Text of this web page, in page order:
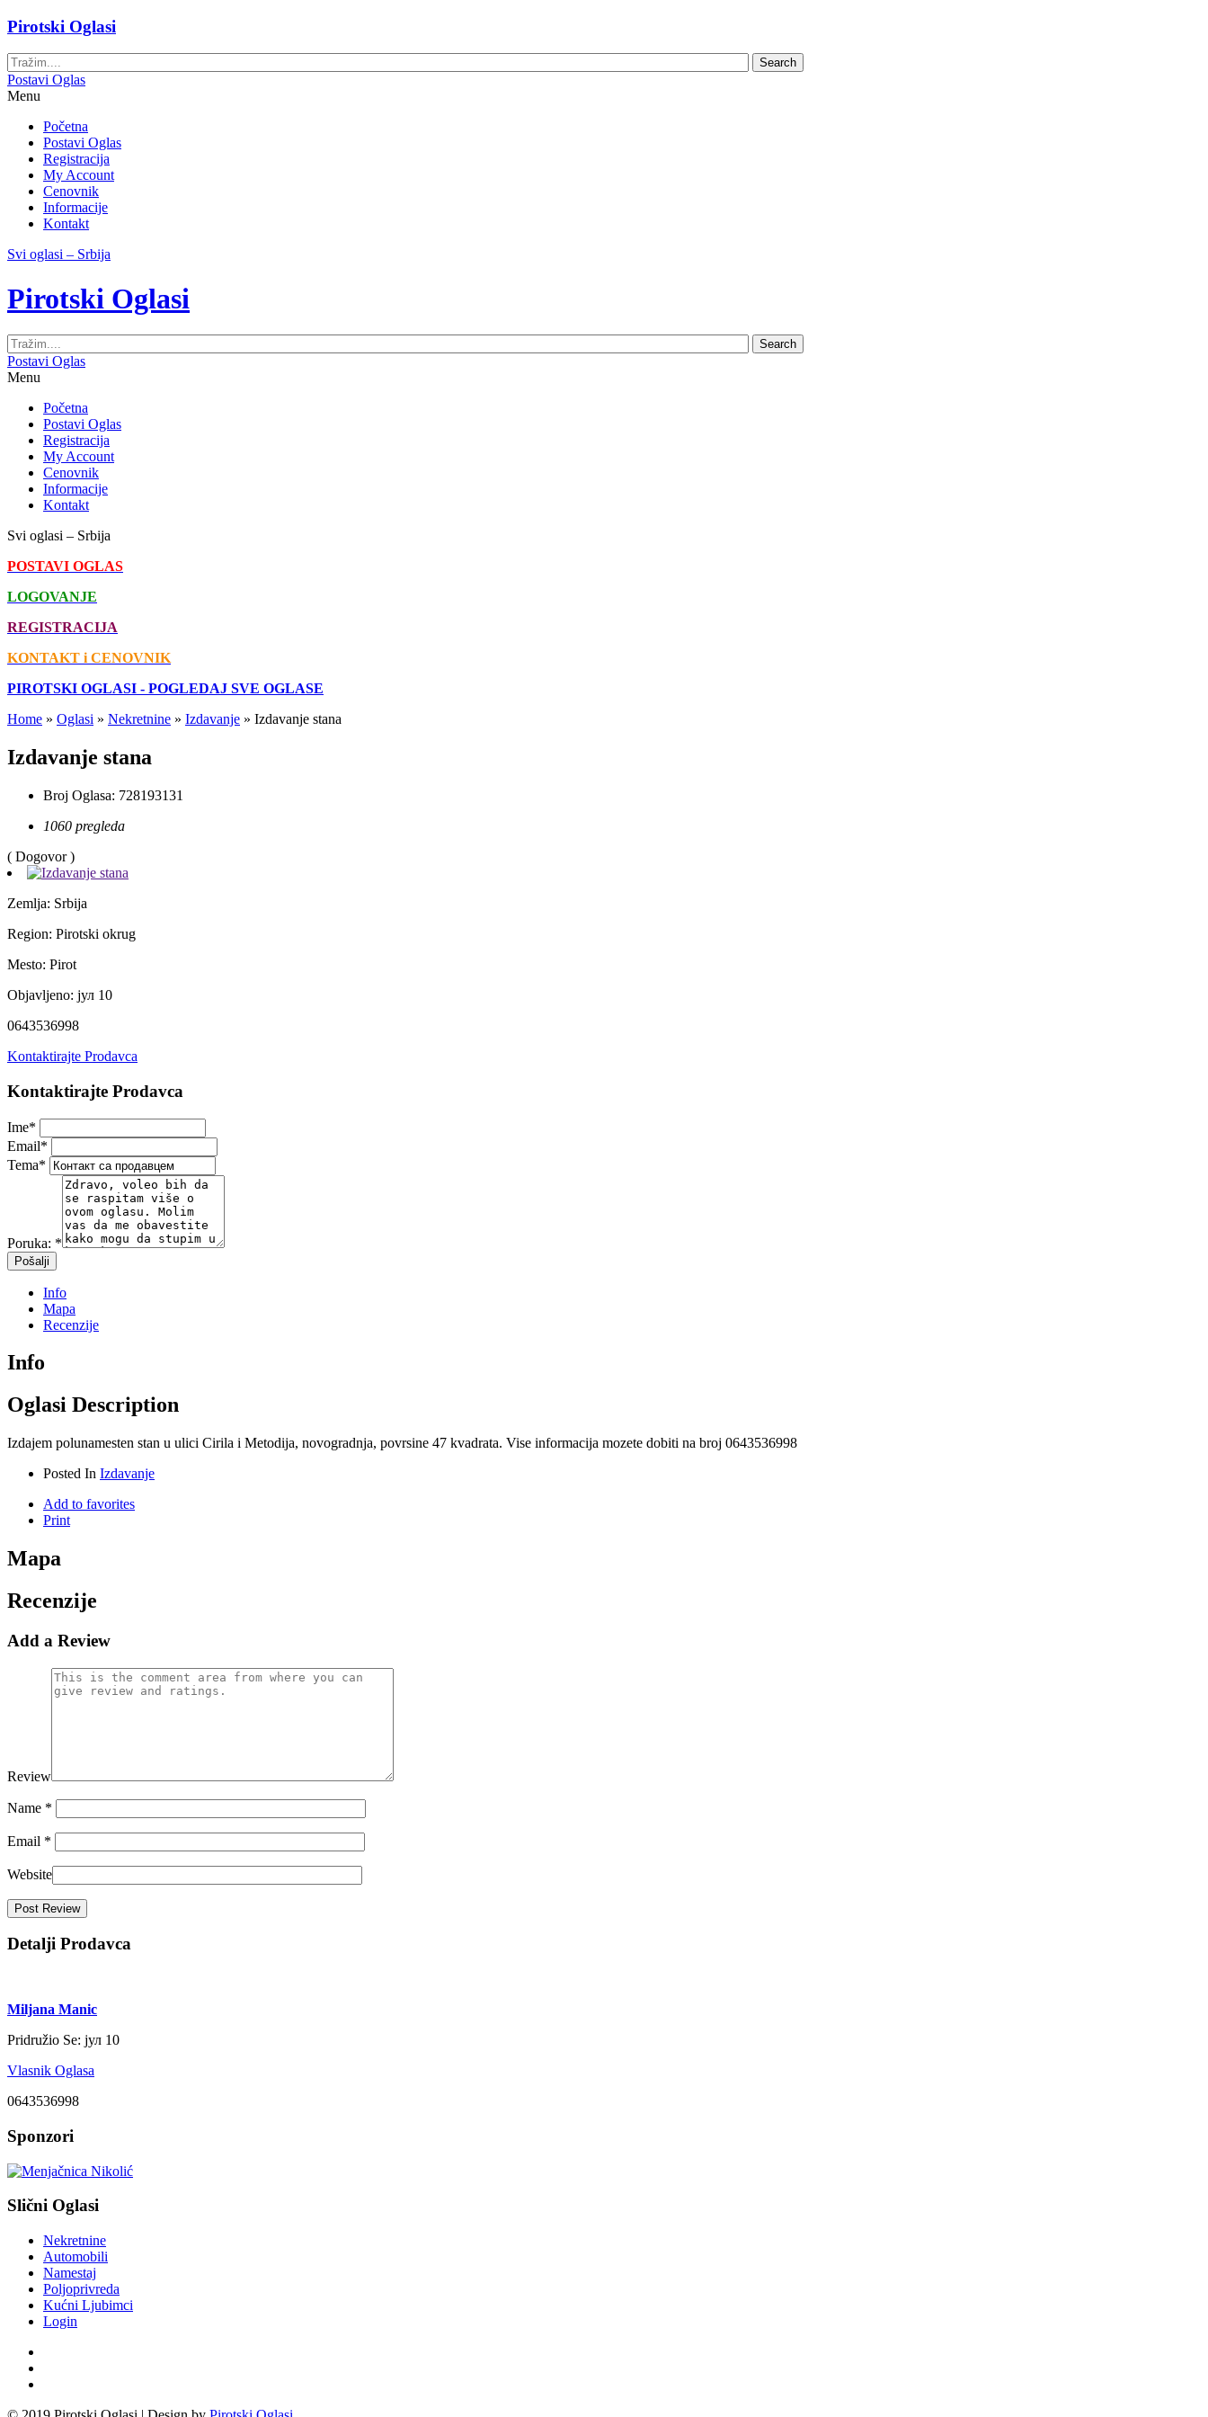
Pirotski Oglasi
Postavi Oglas
Menu
Početna
Postavi Oglas
Registracija
My Account
Cenovnik
Informacije
Kontakt
Svi oglasi – Srbija
Pirotski Oglasi
Postavi Oglas
Menu
Početna
Postavi Oglas
Registracija
My Account
Cenovnik
Informacije
Kontakt
Svi oglasi – Srbija
POSTAVI OGLAS
LOGOVANJE
REGISTRACIJA
KONTAKT i CENOVNIK
PIROTSKI OGLASI - POGLEDAJ SVE OGLASE
Home » Oglasi » Nekretnine » Izdavanje » Izdavanje stana
Izdavanje stana
Broj Oglasa: 728193131
1060 pregleda
( Dogovor )
Zemlja: Srbija
Region: Pirotski okrug
Mesto: Pirot
Objavljeno: јул 10
0643536998
Kontaktirajte Prodavca
Kontaktirajte Prodavca
Ime*
Email*
Tema*
Poruka: *
Info
Mapa
Recenzije
Info
Oglasi Description
Izdajem polunamesten stan u ulici Cirila i Metodija, novogradnja, povrsine 47 kvadrata. Vise informacija mozete dobiti na broj 0643536998
Posted In Izdavanje
Add to favorites
Print
Mapa
Recenzije
Add a Review
Review
Name *
Email *
Website
Detalji Prodavca
Miljana Manic
Pridružio Se: јул 10
Vlasnik Oglasa
0643536998
Sponzori
Slični Oglasi
Nekretnine
Automobili
Namestaj
Poljoprivreda
Kućni Ljubimci
Login